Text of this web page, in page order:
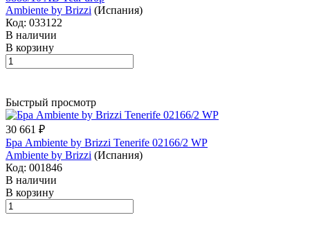
Ambiente by Brizzi (Испания)
Код: 033122
В наличии
В корзину
Быстрый просмотр
30 661 ₽
Бра Ambiente by Brizzi Tenerife 02166/2 WP
Ambiente by Brizzi (Испания)
Код: 001846
В наличии
В корзину